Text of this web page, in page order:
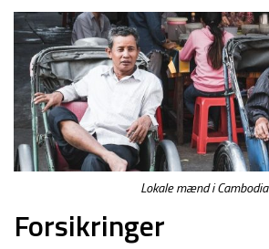
Lokale mænd i Cambodia
Forsikringer